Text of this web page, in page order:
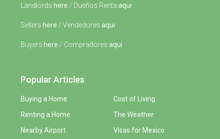
Landlords here / Dueños Renta aqui
Sellers here / Vendedores aqui
Buyers here / Compradores aqui
Popular Articles
Buying a Home
Renting a Home
Nearby Airport
Cost of Living
The Weather
Visas for Mexico